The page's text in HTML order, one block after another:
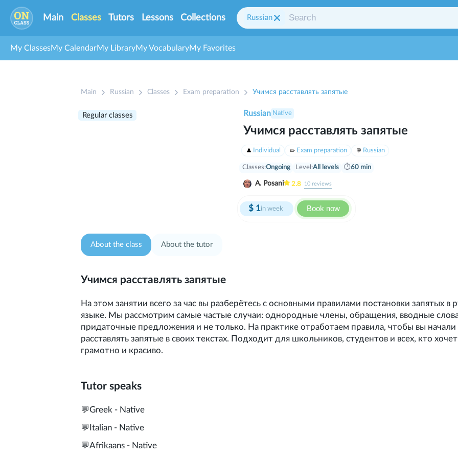
Main Classes Tutors Lessons Collections Russian
My ClassesMy CalendarMy LibraryMy VocabularyMy Favorites
Main Russian Classes Exam preparation Учимся расставлять запятые
Regular classes
Учимся расставлять запятые
$ 1in week Book now
Individual Exam preparation Russian
Classes:Ongoing Level:All levels ⏱60 min
A. Posani 2.8 10reviews
Russian Native
About the class About the tutor
Учимся расставлять запятые
На этом занятии всего за час вы разберётесь с основными правилами постановки запятых в
языке. Мы рассмотрим самые частые случаи: однородные члены, обращения, вводные
придаточные предложения и не только. На практике отработаем правила, чтобы вы начали
расставлять запятые в своих текстах. Подходит для школьников, студентов и всех, кто
грамотно и красиво.
Tutor speaks
💬Greek - Native
💬 Italian - Native
💬Afrikaans - Native